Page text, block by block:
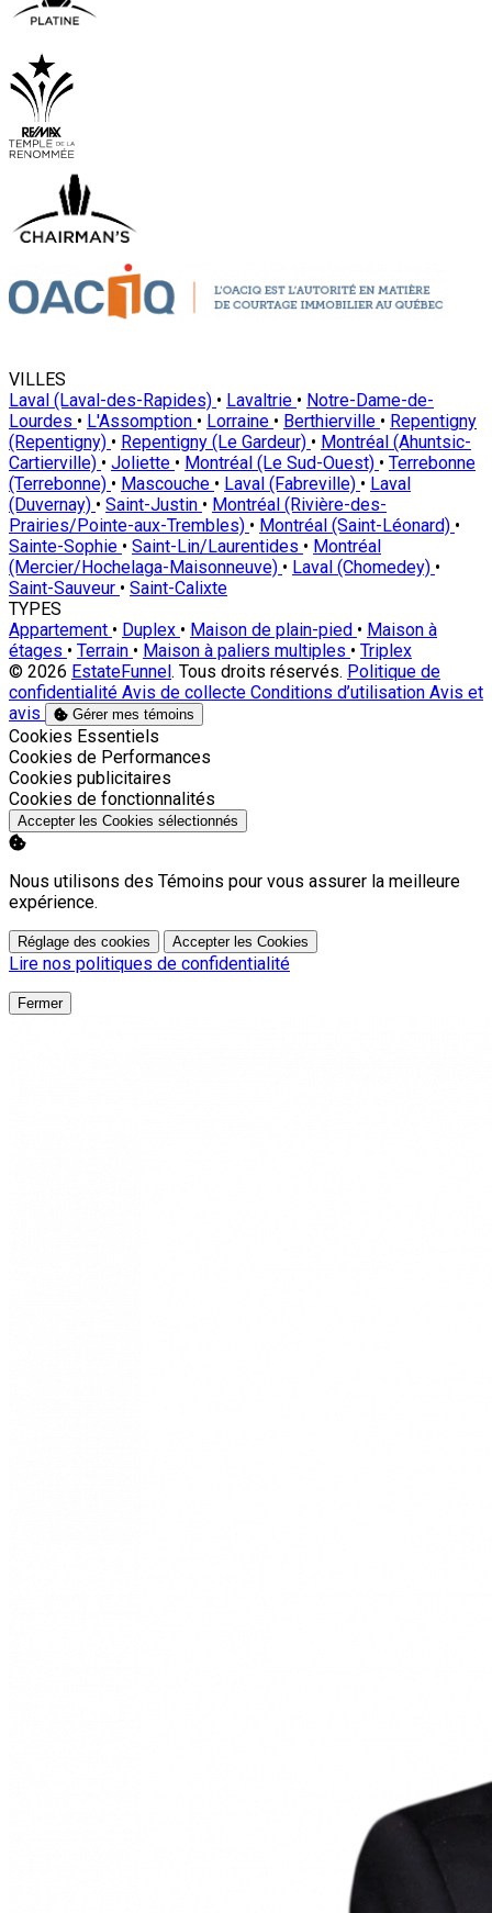
VILLES
Laval (Laval-des-Rapides) • Lavaltrie • Notre-Dame-de-
Lourdes • L'Assomption • Lorraine • Berthierville • Repentigny
(Repentigny) • Repentigny (Le Gardeur) • Montréal (Ahuntsic-
Cartierville) • Joliette • Montréal (Le Sud-Ouest) • Terrebonne
(Terrebonne) • Mascouche • Laval (Fabreville) • Laval
(Duvernay) • Saint-Justin • Montréal (Rivière-des-
Prairies/Pointe-aux-Trembles) • Montréal (Saint-Léonard) •
Sainte-Sophie • Saint-Lin/Laurentides • Montréal
(Mercier/Hochelaga-Maisonneuve) • Laval (Chomedey) •
Saint-Sauveur • Saint-Calixte
TYPES
Appartement • Duplex • Maison de plain-pied • Maison à
étages • Terrain • Maison à paliers multiples • Triplex
© 2026 EstateFunnel . Tous droits réservés. Politique de
confidentialité Avis de collecte Conditions d’utilisation Avis et
avis
Gérer mes témoins
Activer
Cookies Essentiels
Activer
Cookies de Performances
Activer
Cookies publicitaires
Activer
Cookies de fonctionnalités
Accepter les Cookies sélectionnés
Nous utilisons des Témoins pour vous assurer la meilleure
expérience.
Réglage des cookies Accepter les Cookies
Lire nos politiques de confidentialité
Fermer